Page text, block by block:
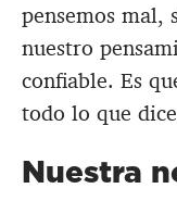
pensemos mal,
nuestro
confiable. Es
todo lo que
Nuestra